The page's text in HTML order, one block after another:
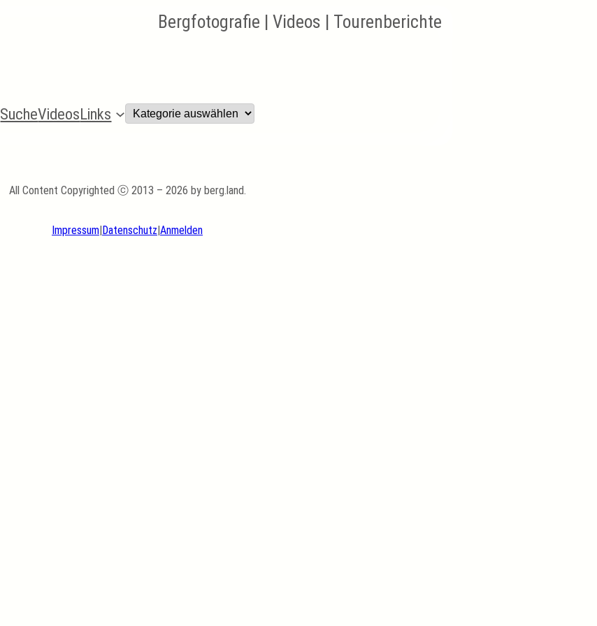
Bergfotografie | Videos | Tourenberichte
SucheVideosLinks Kategorien
All Content Copyrighted ⓒ 2013 – 2026 by berg.land.
Impressum|Datenschutz|Anmelden